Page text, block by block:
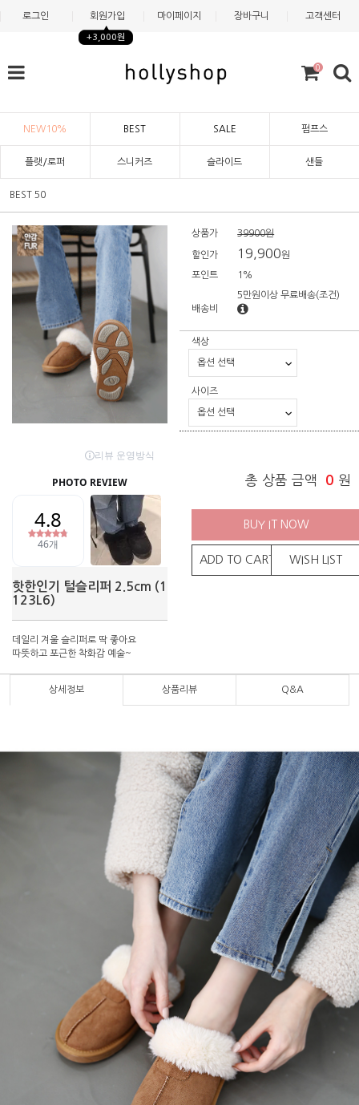
로그인 회원가입
+3,000원
마이페이지 장바구니 고객센터
0
NEW10% BEST SALE 펌프스
플랫/로퍼 스니커즈 슬라이드 샌들
BEST 50
핫한인기 털슬리퍼 2.5cm (1
123L6)
데일리 겨울 슬리퍼로 딱 좋아요
따뜻하고 포근한 착화감 예술~
상품가 39900원
할인가 19,900원
포인트 1%
배송비
5만원이상 무료배송(조건)
색상
사이즈
총 상품 금액 0 원
BUY IT NOW
ADD TO CART WISH LIST
상세정보 상품리뷰 Q&A